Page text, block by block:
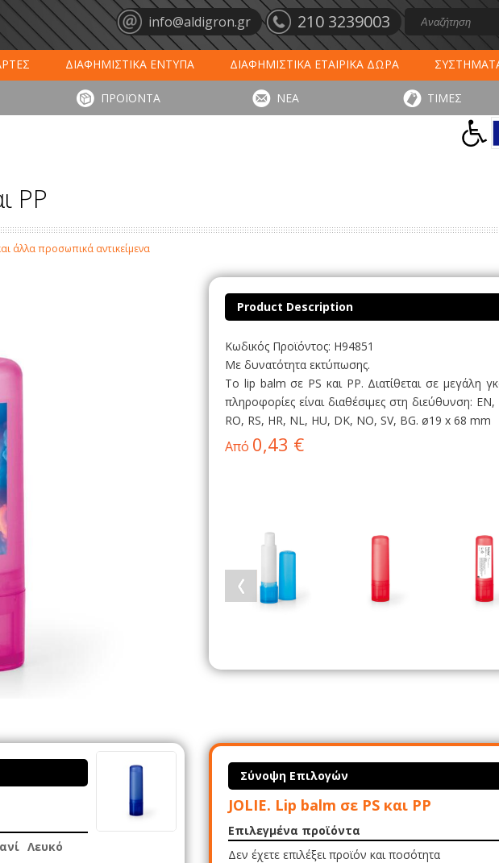
info@aldigron.gr 210 3239003
ΔΙΑΦΗΜΙΣΤΙΚΑ ΕΝΤΥΠΑ ΔΙΑΦΗΜΙΣΤΙΚΑ ΕΤΑΙΡΙΚΑ ΔΩΡΑ
ΞΕΝΟΔΟΧΕΙΑ - ΕΣΤΙΑΣΗ ΤΑΠΕΤΑ ΕΙΣΟΔΟΥ ΗΜΕΡΟΛΟΓΙΑ 2027
ΠΡΟΪΟΝΤΑ ΝΕΑ ΤΙΜΕΣ
PP
άλλα προσωπικά αντικείμενα
Product Description
Κωδικός Προϊόντος: H94851
Με δυνατότητα εκτύπωσης.
Το lip balm σε PS και PP. Διατίθεται σε μεγάλη
πληροφορίες είναι διαθέσιμες στη διεύθυνση:
RO, RS, HR, NL, HU, DK, NO, SV, BG. ø19 x 68 mm
Από 0,43 €
Λευκό
Σύνοψη Επιλογών
JOLIE. Lip balm σε PS και PP
Επιλεγμένα προϊόντα
Δεν έχετε επιλέξει προϊόν και ποσότητα